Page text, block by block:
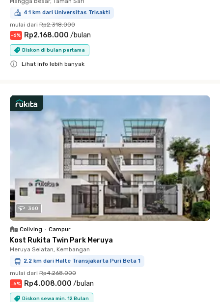
4.1 km dari Universitas Trisakti
mulai dari Rp2.318.000
-6% Rp2.168.000 /bulan
Diskon di bulan pertama
Lihat info lebih banyak
360
Coliving • Campur
Kost Rukita Twin Park Meruya
Meruya Selatan, Kembangan
2.2 km dari Halte Transjakarta Puri Beta 1
mulai dari Rp4.268.000
-6% Rp4.008.000 /bulan
Diskon sewa min. 12 Bulan